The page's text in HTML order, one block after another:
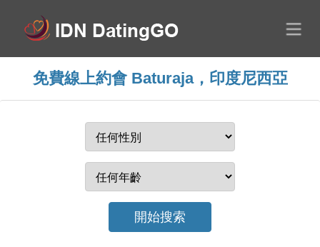
免費線上約會 Baturaja，印度尼西亞